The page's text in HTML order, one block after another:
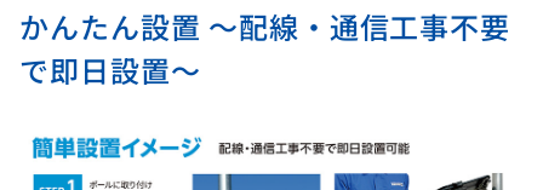
かんたん設置 ～配線・通信工事不要
で即日設置～